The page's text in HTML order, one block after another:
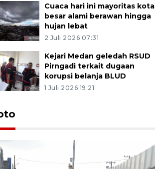
Cuaca hari ini mayoritas kota
besar alami berawan hingga
hujan lebat
2 Juli 2026 07:31
Kejari Medan geledah RSUD
Pirngadi terkait dugaan
korupsi belanja BLUD
1 Juli 2026 19:21